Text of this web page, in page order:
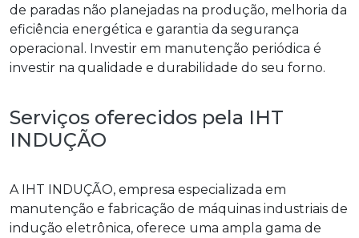
de paradas não planejadas na produção, melhoria da
eficiência energética e garantia da segurança
operacional. Investir em manutenção periódica é
investir na qualidade e durabilidade do seu forno.
Serviços oferecidos pela IHT
INDUÇÃO
A IHT INDUÇÃO, empresa especializada em
manutenção e fabricação de máquinas industriais de
indução eletrônica, oferece uma ampla gama de